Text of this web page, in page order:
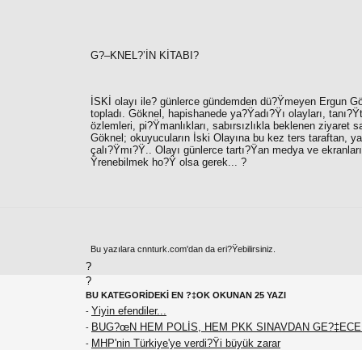
G?–KNEL?’İN KİTABI?
İSKİ olayı ile? günlerce gündemden dü?Ÿmeyen Ergun
topladı. Göknel, hapishanede ya?Ÿadı?Ÿı olayları,
özlemleri, pi?Ÿmanlıkları, sabırsızlıkla beklenen ziyaret
Göknel; okuyucuların İski Olayına bu kez ters taraftan,
çalı?Ÿmı?Ÿ.. Olayı günlerce tartı?Ÿan medya ve
Ÿrenebilmek ho?Ÿ olsa gerek... ?
Bu yazılara cnnturk.com'dan da eri?Ÿebilirsiniz.
?
?
BU KATEGORİDEKİ EN ?‡OK OKUNAN 25 YAZI
- Yiyin efendiler...
- BUG?œN HEM POLİS, HEM PKK SINAVDAN
- MHP'nin Türkiye'ye verdi?Ÿi büyük zarar